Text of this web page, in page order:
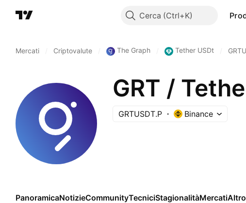
Cerca
Mercati Criptovalute The Graph Tether USDt
GRT /
GRTUSDT.P Binance
PanoramicaNotizieCommunityTecniciStagionalitàMercatiAltro